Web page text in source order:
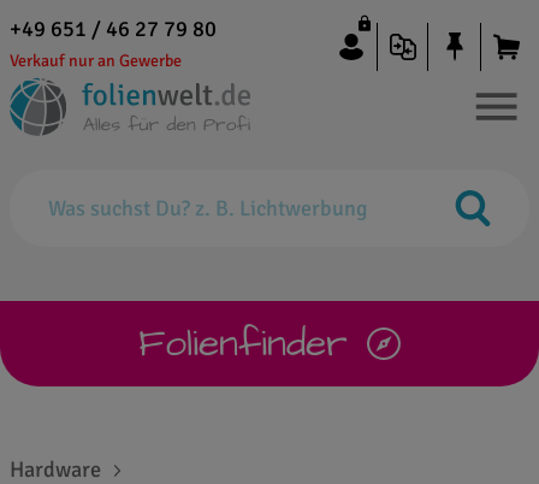
+49 651 / 46 27 79 80
Verkauf nur an Gewerbe
Folienfinder
Hardware